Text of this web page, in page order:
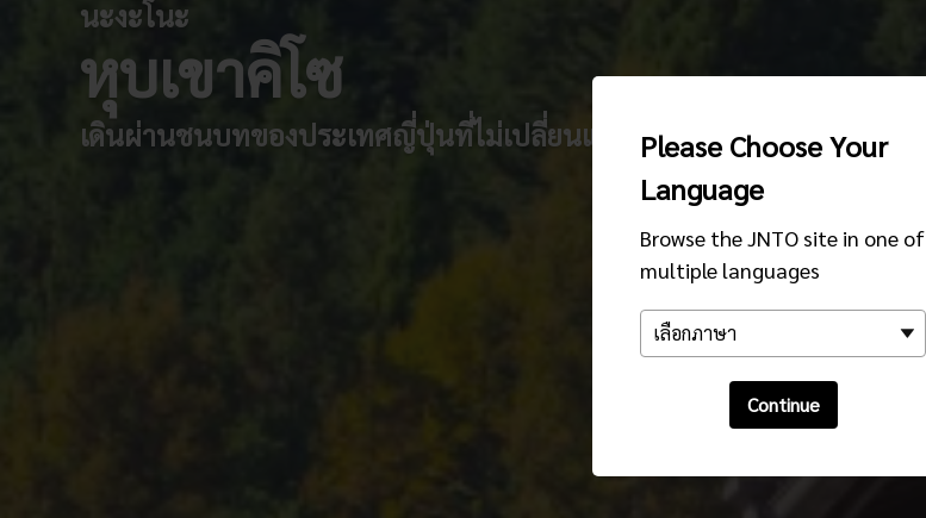
Please Choose Your
Language
Browse the JNTO site in one of
multiple languages
Continue
นะงะโนะ
หุบเขาคิโซ
เดินผ่านชนบทของประเทศญี่ปุ่นที่ไม่เปลี่ยนแปลง